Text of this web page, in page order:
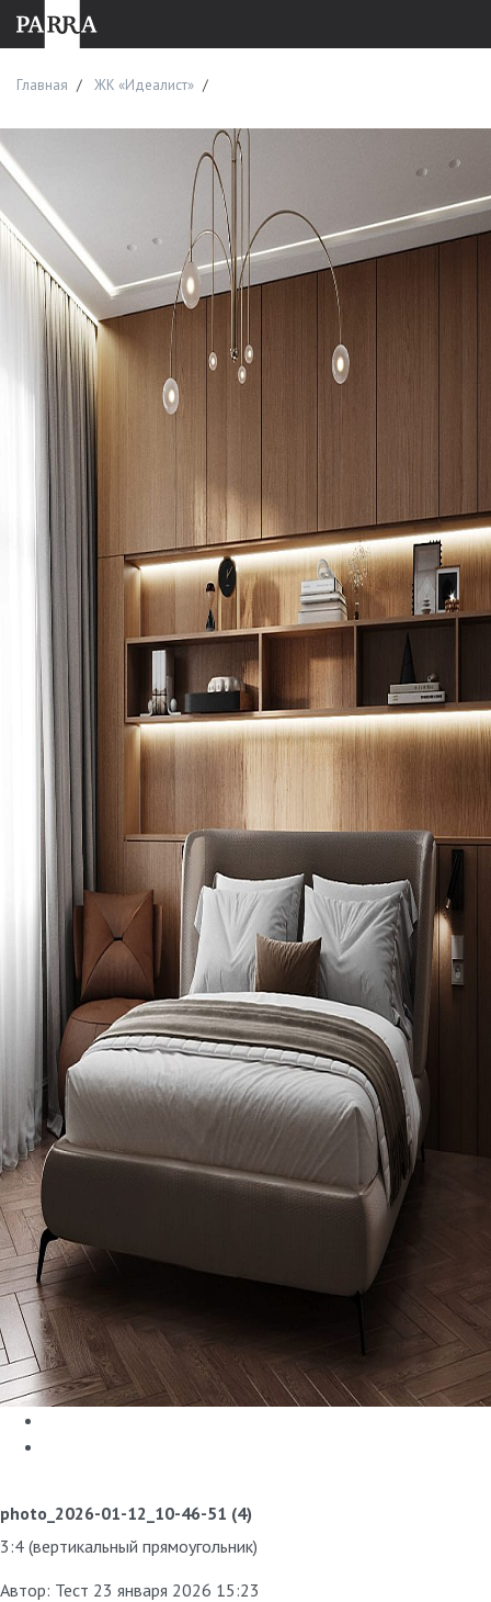
Главная ЖК «Идеалист»
photo_2026-01-12_10-46-51 (4)
3:4 (вертикальный прямоугольник)
Автор: Тест 23 января 2026 15:23